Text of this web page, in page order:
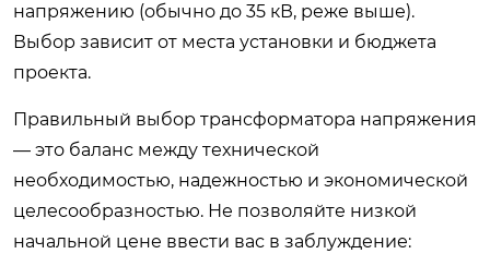
напряжению (обычно до 35 кВ, реже выше).
Выбор зависит от места установки и бюджета
проекта.
Правильный выбор трансформатора напряжения
— это баланс между технической
необходимостью, надежностью и экономической
целесообразностью. Не позволяйте низкой
начальной цене ввести вас в заблуждение: